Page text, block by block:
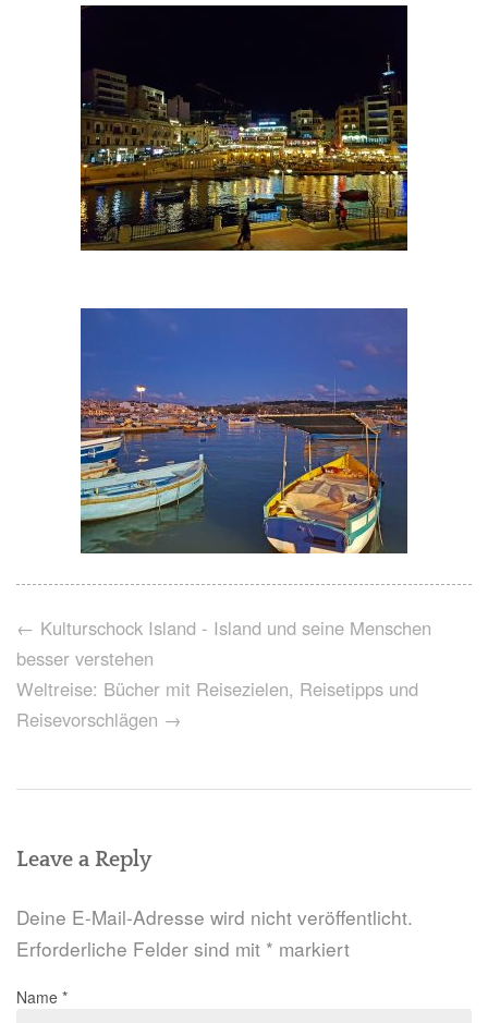
Post
navigation
← Kulturschock Island - Island und seine Menschen
besser verstehen
Weltreise: Bücher mit Reisezielen, Reisetipps und
Reisevorschlägen →
Leave a Reply
Deine E-Mail-Adresse wird nicht veröffentlicht.
Erforderliche Felder sind mit * markiert
Name *